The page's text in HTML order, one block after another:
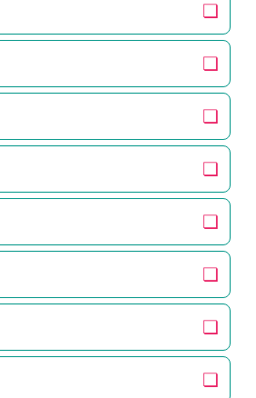
❏
❏
❏
❏
❏
❏
❏
❏